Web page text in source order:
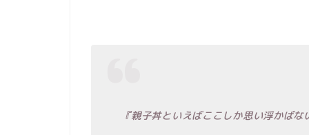
『親子丼といえばここしか思い浮かばな